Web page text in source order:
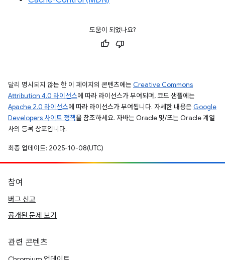
도움이 되었나요?
달리 명시되지 않는 한 이 페이지의 콘텐츠에는 Creative Commons
Attribution 4.0 라이선스에 따라 라이선스가 부여되며, 코드 샘플에는
Apache 2.0 라이선스에 따라 라이선스가 부여됩니다. 자세한 내용은 Google
Developers 사이트 정책을 참조하세요. 자바는 Oracle 및/또는 Oracle 계열
사의 등록 상표입니다.
최종 업데이트: 2025-10-08(UTC)
참여
버그 신고
공개된 문제 보기
관련 콘텐츠